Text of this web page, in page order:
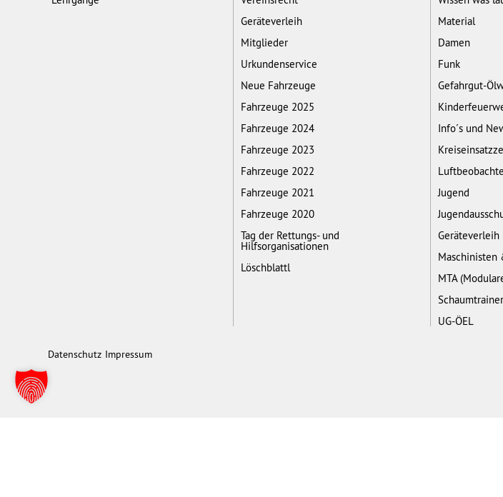
Geräteverleih
Mitglieder
Urkundenservice
Neue Fahrzeuge
Fahrzeuge 2025
Fahrzeuge 2024
Fahrzeuge 2023
Fahrzeuge 2022
Fahrzeuge 2021
Fahrzeuge 2020
Tag der Rettungs- und
Hilfsorganisationen
Löschblattl
Material
Damen
Funk
Gefahrgut-
Info´s und
Jugend
Geräteverleih
Maschinisten
MTA
Schaumtrainer
UG-ÖEL
Datenschutz Impressum